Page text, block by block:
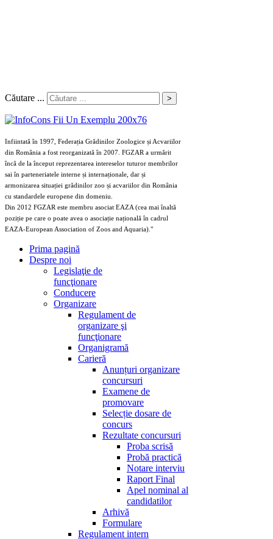
Căutare ... >
Infiintată în 1997, Federația Grădinilor Zoologice și Acvariilor
din România a fost reorganizată în 2007. FGZAR a urmărit
încă de la început reprezentarea intereselor tuturor membrilor
sai în parteneriatele interne și internaționale, dar și
armonizarea situației grădinilor zoo și acvariilor din România
cu standardele europene din domeniu.
Din 2012 FGZAR este membru asociat EAZA (cea mai înaltă
poziție pe care o poate avea o asociație națională în cadrul
EAZA-European Association of Zoos and Aquaria)."
Prima pagină
Despre noi
Legislaţie de
funcţionare
Conducere
Organizare
Regulament de
organizare şi
funcţionare
Organigramă
Carieră
Anunțuri organizare
concursuri
Examene de
promovare
Selecție dosare de
concurs
Rezultate concursuri
Proba scrisă
Probă practică
Notare interviu
Raport Final
Apel nominal al
candidatilor
Arhivă
Formulare
Regulament intern